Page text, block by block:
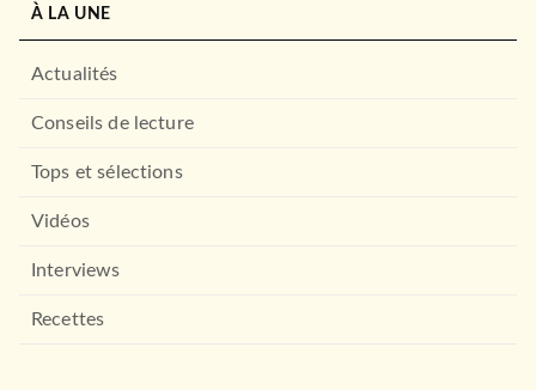
À LA UNE
Actualités
Conseils de lecture
Tops et sélections
Vidéos
Interviews
Recettes